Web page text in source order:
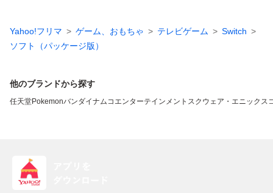
Yahoo!フリマ ゲーム、おもちゃ テレビゲーム
Switch
ソフト（パッケージ版）
他のブランドから探す
任天堂Pokemonバンダイナムコエンターテインメント スクウェア・エニックス